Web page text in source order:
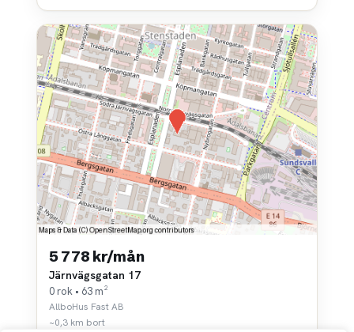
5 778 kr/mån
Järnvägsgatan 17
0 rok • 63 m²
AllboHus Fast AB
~0,3 km bort